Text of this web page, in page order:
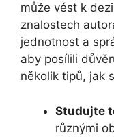
může vést k
znalostech
jednotnost a
aby posílili
několik tipů, jak
Studujte
různými